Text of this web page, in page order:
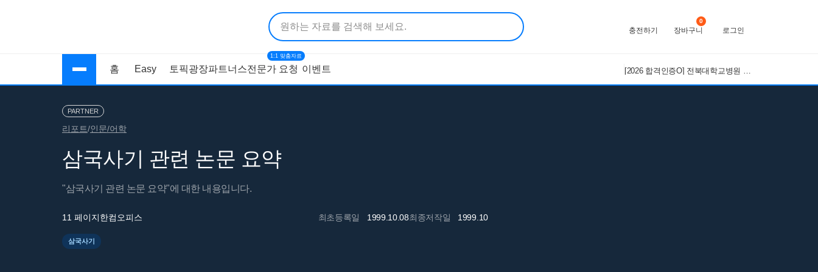
충전하기
0
장바구니 로그인
홈 Easy 토픽광장파트너스전문가 요청
1:1 맞춤자료
이벤트 [2026 합격인증O] 전북대학교병원 간호사 채용 대비 필기+면접 기출 정리
PARTNER
리포트/인문/어학
삼국사기 관련 논문 요약
"삼국사기 관련 논문 요약"에 대한 내용입니다.
11 페이지한컴오피스 최초등록일 1999.10.08최종저작일 1999.10
삼국사기